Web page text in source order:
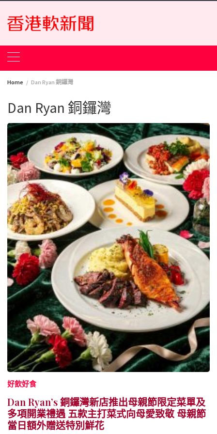
Skip
content
Home Dan Ryan 銅鑼灣
Dan Ryan 銅鑼灣
好飲好食
Dan Ryan’s 銅鑼灣新店推出母親節限定菜單及
多項開業禮遇 五款主打菜式向母愛致敬 母親節
當日額外贈送特別鮮花